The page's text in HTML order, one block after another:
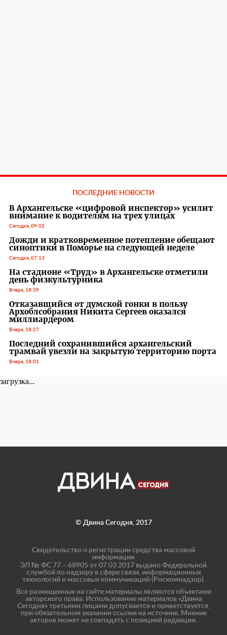
ПОСЛЕДНИЕ НОВОСТИ
В Архангельске «цифровой инспектор» усилит
внимание к водителям на трех улицах
Сегодня, 09:02
Дожди и кратковременное потепление обещают
синоптики в Поморье на следующей неделе
Сегодня, 07:13
На стадионе «Труд» в Архангельске отметили
день физкультурника
Вчера, 18:39
Отказавшийся от думской гонки в пользу
Архоблсобрания Никита Сергеев оказался
миллиардером
Вчера, 18:27
Последний сохранившийся архангельский
трамвай увезли на закрытую территорию порта
Вчера, 18:01
загрузка...
© Двина Сегодня, 2017
Свидетельство о регистрации средства массовой
информации
ЭЛ № ФС 77 – 68905 от 07.03.2017 выдано Федеральной
службой по надзору в сфере связи, информационных
технологий и массовых коммуникаций (Роскомнадзор).
Все размещенные на сайте материалы являются объектами
авторского права. Использование материалов «Двина
Сегодня» третьими лицами допускается и приветствуется,
при обязательном указании ссылки на источник. Мнение
авторов может не совпадать с позицией редакции.